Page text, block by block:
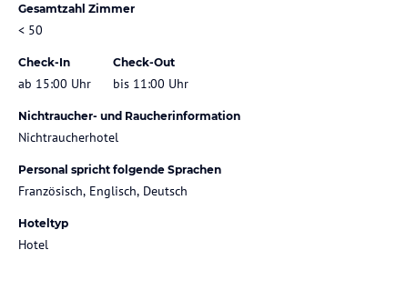
Gesamtzahl Zimmer
< 50
Check-In
ab 15:00 Uhr
Check-Out
bis 11:00 Uhr
Nichtraucher- und Raucherinformation
Nichtraucherhotel
Personal spricht folgende Sprachen
Französisch, Englisch, Deutsch
Hoteltyp
Hotel